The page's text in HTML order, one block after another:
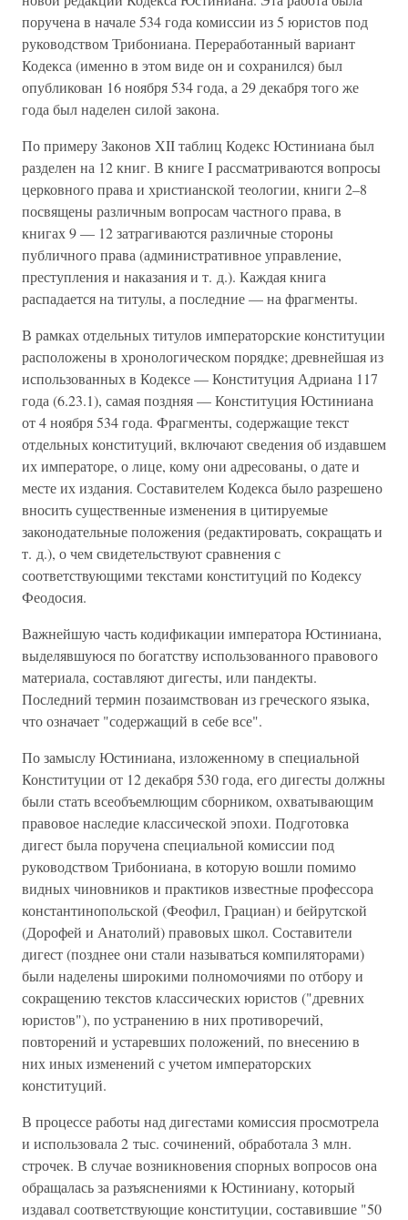
поручена в начале 534 года комиссии из 5 юристов под
руководством Трибониана. Переработанный вариант
Кодекса (именно в этом виде он и сохранился) был
опубликован 16 ноября 534 года, а 29 декабря того же
года был наделен силой закона.
По примеру Законов XII таблиц Кодекс Юстиниана был
разделен на 12 книг. В книге I рассматриваются вопросы
церковного права и христианской теологии, книги 2–8
посвящены различным вопросам частного права, в
книгах 9 — 12 затрагиваются различные стороны
публичного права (административное управление,
преступления и наказания и т. д.). Каждая книга
распадается на титулы, а последние — на фрагменты.
В рамках отдельных титулов императорские конституции
расположены в хронологическом порядке; древнейшая из
использованных в Кодексе — Конституция Адриана 117
года (6.23.1), самая поздняя — Конституция Юстиниана
от 4 ноября 534 года. Фрагменты, содержащие текст
отдельных конституций, включают сведения об издавшем
их императоре, о лице, кому они адресованы, о дате и
месте их издания. Составителем Кодекса было разрешено
вносить существенные изменения в цитируемые
законодательные положения (редактировать, сокращать и
т. д.), о чем свидетельствуют сравнения с
соответствующими текстами конституций по Кодексу
Феодосия.
Важнейшую часть кодификации императора Юстиниана,
выделявшуюся по богатству использованного правового
материала, составляют дигесты, или пандекты.
Последний термин позаимствован из греческого языка,
что означает "содержащий в себе все".
По замыслу Юстиниана, изложенному в специальной
Конституции от 12 декабря 530 года, его дигесты должны
были стать всеобъемлющим сборником, охватывающим
правовое наследие классической эпохи. Подготовка
дигест была поручена специальной комиссии под
руководством Трибониана, в которую вошли помимо
видных чиновников и практиков известные профессора
константинопольской (Феофил, Грациан) и бейрутской
(Дорофей и Анатолий) правовых школ. Составители
дигест (позднее они стали называться компиляторами)
были наделены широкими полномочиями по отбору и
сокращению текстов классических юристов ("древних
юристов"), по устранению в них противоречий,
повторений и устаревших положений, по внесению в
них иных изменений с учетом императорских
конституций.
В процессе работы над дигестами комиссия просмотрела
и использовала 2 тыс. сочинений, обработала 3 млн.
строчек. В случае возникновения спорных вопросов она
обращалась за разъяснениями к Юстиниану, который
издавал соответствующие конституции, составившие "50